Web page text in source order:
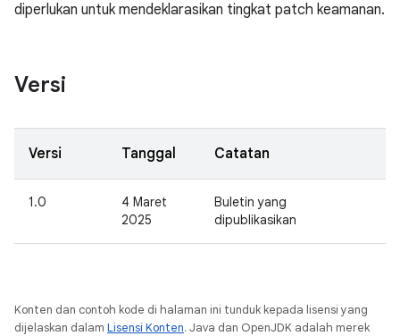
diperlukan untuk mendeklarasikan tingkat patch keamanan.
Versi
Versi Tanggal Catatan
1.0
4 Maret
2025
Buletin yang
dipublikasikan
Konten dan contoh kode di halaman ini tunduk kepada lisensi yang
dijelaskan dalam Lisensi Konten. Java dan OpenJDK adalah merek